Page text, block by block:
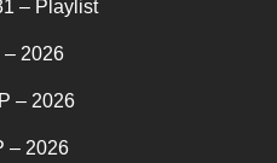
– Playlist
– 2026
– 2026
– 2026